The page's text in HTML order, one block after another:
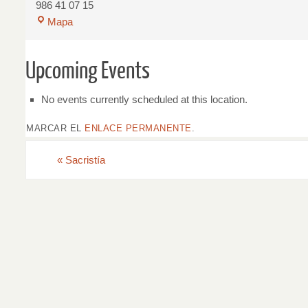
986 41 07 15
Mapa
Upcoming Events
No events currently scheduled at this location.
MARCAR EL ENLACE PERMANENTE
« Sacristía